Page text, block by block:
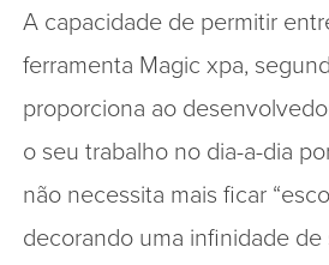
A capacidade de permitir
ferramenta Magic xpa,
proporciona ao
o seu trabalho no dia-a-dia
não necessita mais ficar
decorando uma infinidade de